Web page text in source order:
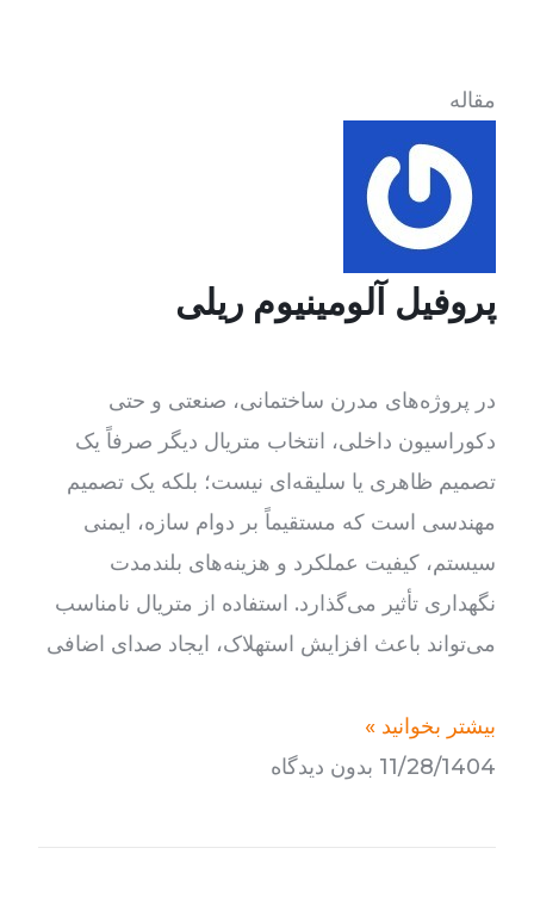
مقاله
پروفیل آلومینیوم ریلی
در پروژه‌های مدرن ساختمانی، صنعتی و حتی
دکوراسیون داخلی، انتخاب متریال دیگر صرفاً یک
تصمیم ظاهری یا سلیقه‌ای نیست؛ بلکه یک تصمیم
مهندسی است که مستقیماً بر دوام سازه، ایمنی
سیستم، کیفیت عملکرد و هزینه‌های بلندمدت
نگهداری تأثیر می‌گذارد. استفاده از متریال نامناسب
می‌تواند باعث افزایش استهلاک، ایجاد صدای اضافی
بیشتر بخوانید »
11/28/1404 بدون دیدگاه